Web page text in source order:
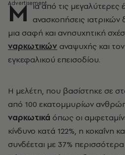
Μ ια από τις
ανασκοπήσεις
μια σαφή και ανησυχητική
ναρκωτικών αναψυχής και
εγκεφαλικού επεισοδίου.
Η μελέτη, που βασίστηκε σε
από 100 εκατομμυρίων
ναρκωτικά όπως οι
κίνδυνο κατά 122%, η κοκαΐνη
συνδέεται με 37%